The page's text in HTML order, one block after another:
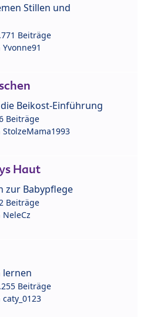
Stillen und
Beiträge
Yvonne91
Beikost-Einführung
Beiträge
StolzeMama1993
Haut
zur Babypflege
Beiträge
NeleCz
lernen
Beiträge
caty_0123